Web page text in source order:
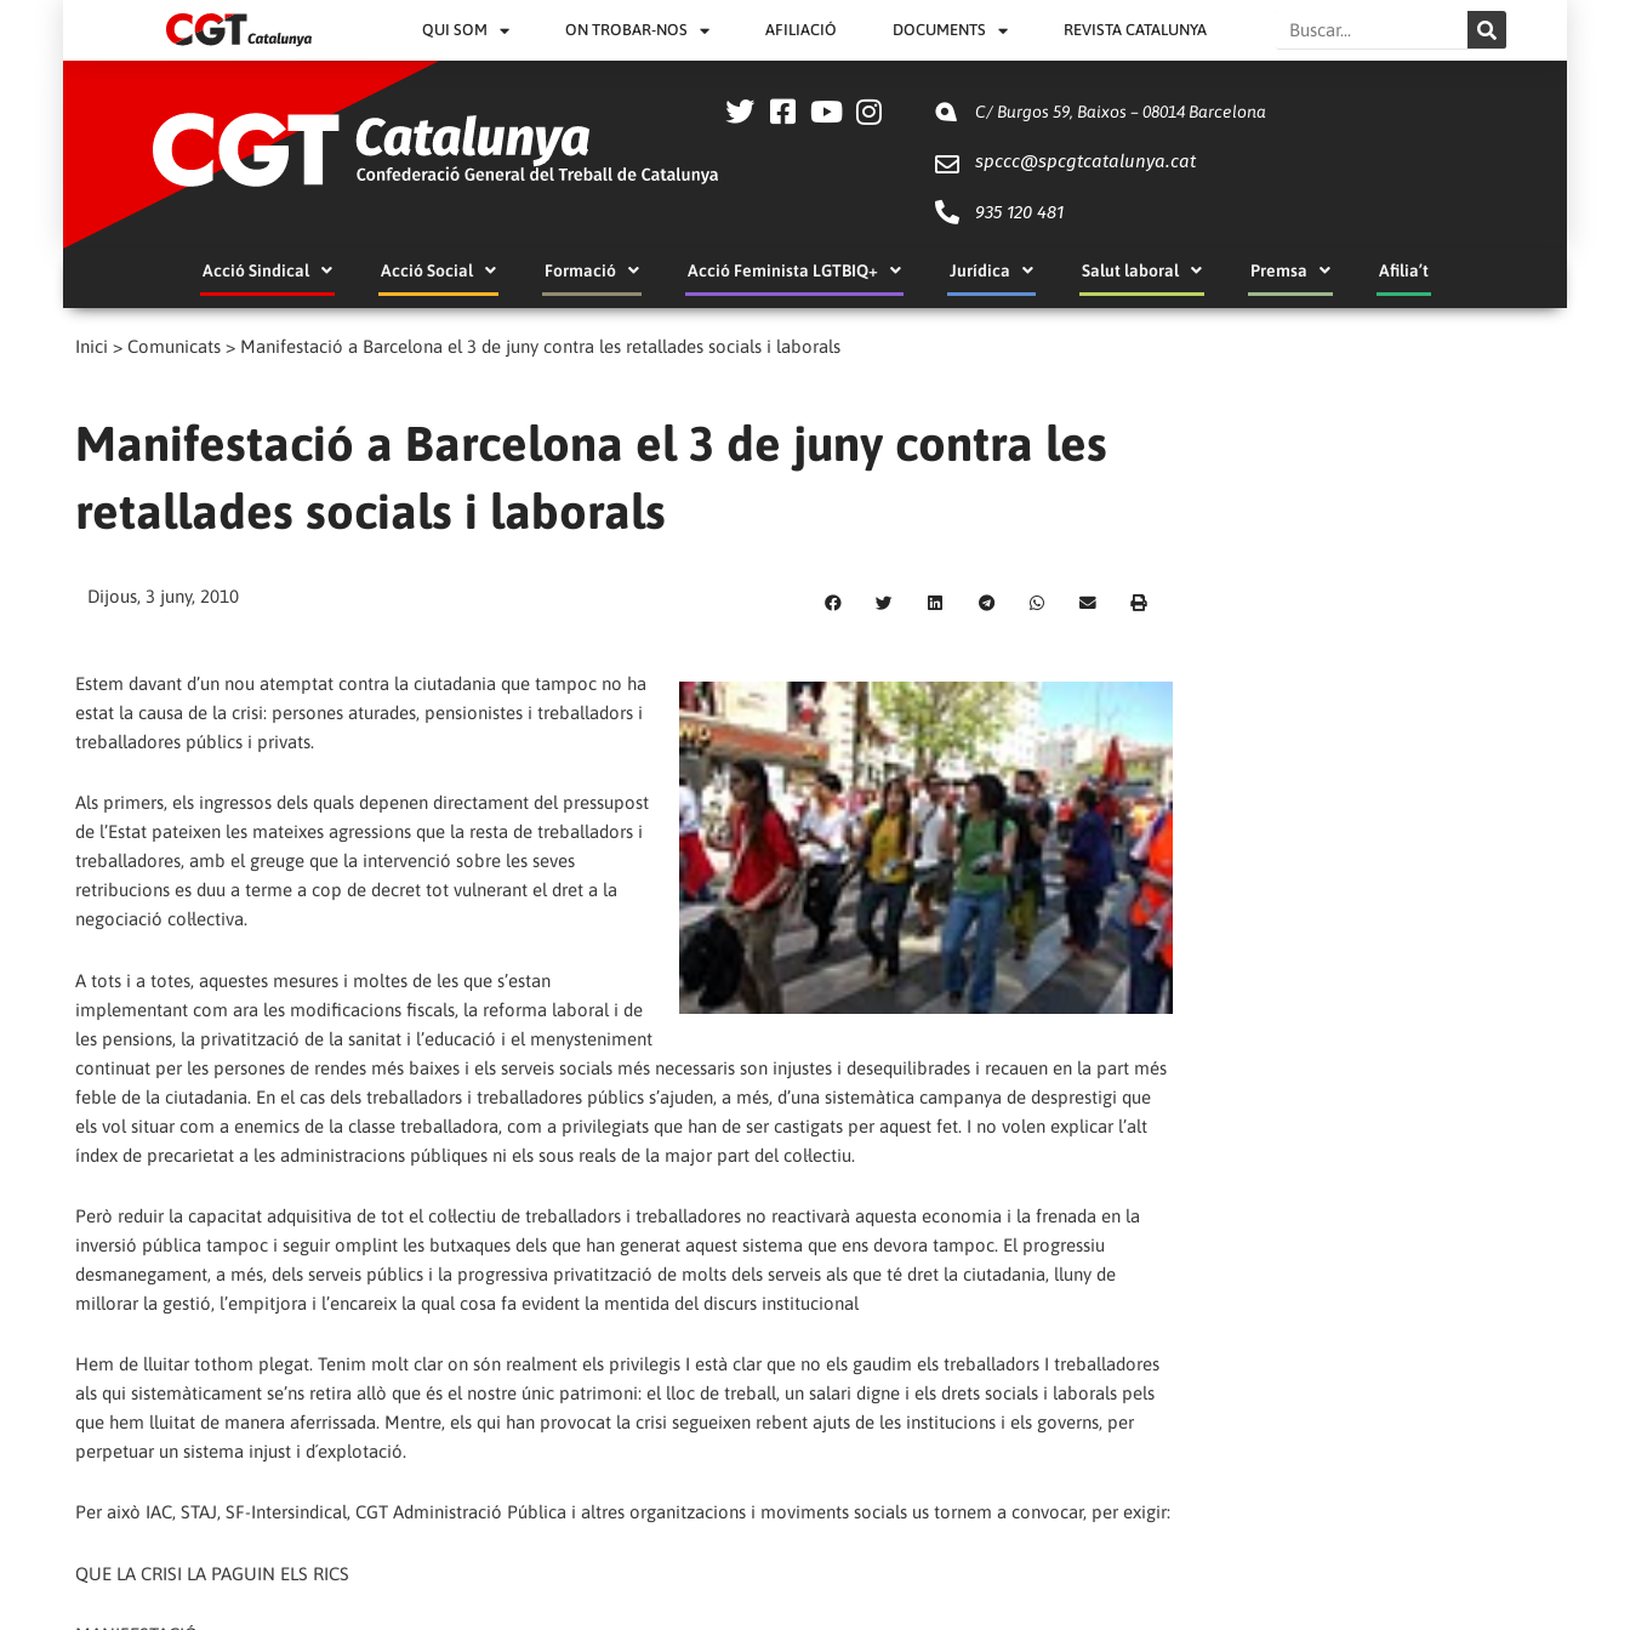
QUI SOM ON TROBAR-NOS AFILIACIÓ DOCUMENTS REVISTA CATALUNYA Search
C/ Burgos 59, Baixos – 08014 Barcelona
spccc@spcgtcatalunya.cat
935 120 481
Acció Sindical Acció Social Formació Acció Feminista LGTBIQ+ Jurídica Salut laboral Premsa Afilia’t
Inici > Comunicats > Manifestació a Barcelona el 3 de juny contra les retallades socials i laborals
Manifestació a Barcelona el 3 de juny contra les
retallades socials i laborals
Dijous, 3 juny, 2010
Estem davant d’un nou atemptat contra la ciutadania que tampoc no ha
estat la causa de la crisi: persones aturades, pensionistes i treballadors i
treballadores públics i privats.
Als primers, els ingressos dels quals depenen directament del pressupost
de l’Estat pateixen les mateixes agressions que la resta de treballadors i
treballadores, amb el greuge que la intervenció sobre les seves
retribucions es duu a terme a cop de decret tot vulnerant el dret a la
negociació col·lectiva.
A tots i a totes, aquestes mesures i moltes de les que s’estan
implementant com ara les modificacions fiscals, la reforma laboral i de
les pensions, la privatització de la sanitat i l’educació i el menysteniment
continuat per les persones de rendes més baixes i els serveis socials més necessaris son injustes i desequilibrades i recauen en la part més
feble de la ciutadania. En el cas dels treballadors i treballadores públics s’ajuden, a més, d’una sistemàtica campanya de desprestigi que
els vol situar com a enemics de la classe treballadora, com a privilegiats que han de ser castigats per aquest fet. I no volen explicar l’alt
índex de precarietat a les administracions públiques ni els sous reals de la major part del col·lectiu.
Però reduir la capacitat adquisitiva de tot el col·lectiu de treballadors i treballadores no reactivarà aquesta economia i la frenada en la
inversió pública tampoc i seguir omplint les butxaques dels que han generat aquest sistema que ens devora tampoc. El progressiu
desmanegament, a més, dels serveis públics i la progressiva privatització de molts dels serveis als que té dret la ciutadania, lluny de
millorar la gestió, l’empitjora i l’encareix la qual cosa fa evident la mentida del discurs institucional
Hem de lluitar tothom plegat. Tenim molt clar on són realment els privilegis I està clar que no els gaudim els treballadors I treballadores
als qui sistemàticament se’ns retira allò que és el nostre únic patrimoni: el lloc de treball, un salari digne i els drets socials i laborals pels
que hem lluitat de manera aferrissada. Mentre, els qui han provocat la crisi segueixen rebent ajuts de les institucions i els governs, per
perpetuar un sistema injust i d´explotació.
Per això IAC, STAJ, SF-Intersindical, CGT Administració Pública i altres organitzacions i moviments socials us tornem a convocar, per exigir:
QUE LA CRISI LA PAGUIN ELS RICS